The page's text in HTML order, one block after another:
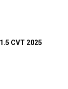
CVT 2025